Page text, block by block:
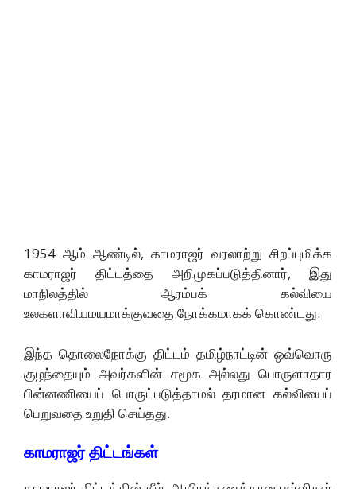
1954 ஆம் ஆண்டில், காமராஜர் வரலாற்று சிறப்புமிக்க
காமராஜர் திட்டத்தை அறிமுகப்படுத்தினார், இது
மாநிலத்தில் ஆரம்பக் கல்வியை
உலகளாவியமயமாக்குவதை நோக்கமாகக் கொண்டது.
இந்த தொலைநோக்கு திட்டம் தமிழ்நாட்டின் ஒவ்வொரு
குழந்தையும் அவர்களின் சமூக அல்லது பொருளாதார
பின்னணியைப் பொருட்படுத்தாமல் தரமான கல்வியைப்
பெறுவதை உறுதி செய்தது.
காமராஜர் திட்டங்கள்